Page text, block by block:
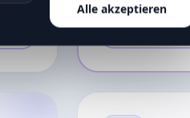
Alle akzeptieren